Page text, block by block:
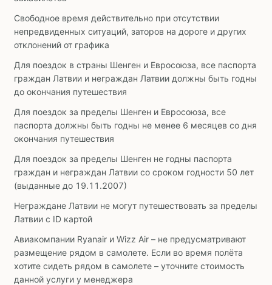
Свободное время действительно при отсутствии
непредвиденных ситуаций, заторов на дороге и других
отклонений от графика
Для поездок в страны Шенген и Евросоюза, все паспорта
граждан Латвии и неграждан Латвии должны быть годны
до окончания путешествия
Для поездок за пределы Шенген и Евросоюза, все
паспорта должны быть годны не менее 6 месяцев со дня
окончания путешествия
Для поездок за пределы Шенген не годны паспорта
граждан и неграждан Латвии со сроком годности 50 лет
(выданные до 19.11.2007)
Неграждане Латвии не могут путешествовать за пределы
Латвии с ID картой
Авиакомпании Ryanair и Wizz Air – не предусматривают
размещение рядом в самолете. Если во время полёта
хотите сидеть рядом в самолете – уточните стоимость
данной услуги у менеджера